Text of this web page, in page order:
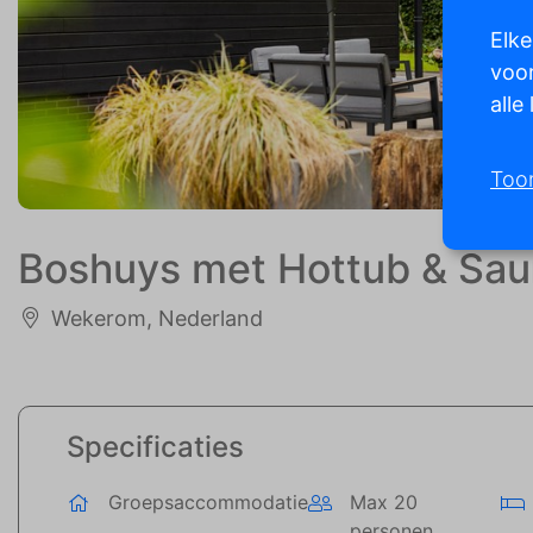
Boshuys met Hottub &
Wekerom, Nederland
Specificaties
Groepsaccommodatie
Max 20
alle